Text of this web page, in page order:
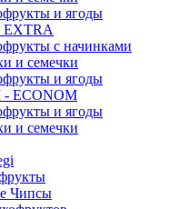
и ягоды
с начинками
и семечки
и ягоды
ECONOM
и ягоды
и семечки
Чипсы